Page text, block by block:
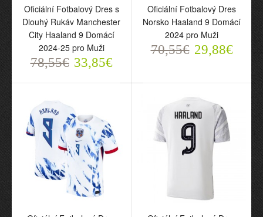
Oficiální Fotbalový Dres
Manchester City Haaland
9 Třetí 2024-25 pro Děti
70,55€ 29,88€
Oficiální Fotbalový Dres s
Dlouhý Rukáv Manchester
City Haaland 9 Domácí
2024-25 pro Muži
78,55€ 33,85€
Oficiální Fotbalový Dres
Norsko Haaland 9 Domácí
2024 pro Muži
70,55€ 29,88€